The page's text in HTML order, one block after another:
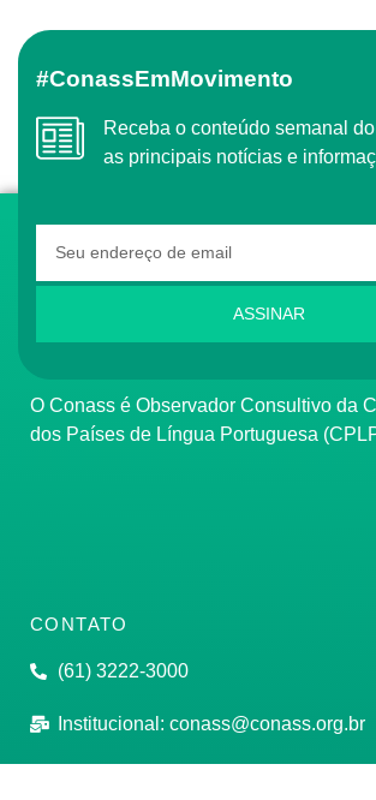
#ConassEmMovimento
Receba o conteúdo semanal do Conass com
as principais notícias e
ASSINAR
O Conass é Observador Consultivo da Comunidade
dos Países de Língua Portuguesa
CONTATO
(61) 3222-3000
Institucional: conass@conass.org.br